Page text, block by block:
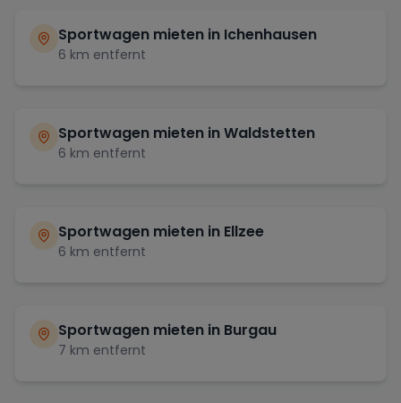
Sportwagen mieten in Ichenhausen
6 km entfernt
Sportwagen mieten inWaldstetten
6 km entfernt
Sportwagen mieten in Ellzee
6 km entfernt
Sportwagen mieten in Burgau
7 km entfernt